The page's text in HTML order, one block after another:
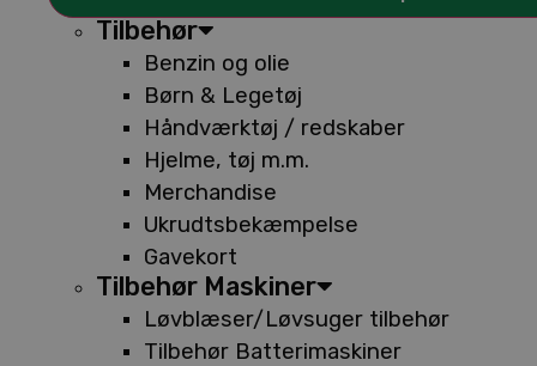
Tilbehør
Benzin og olie
Børn & Legetøj
Håndværktøj / redskaber
Hjelme, tøj m.m.
Merchandise
Ukrudtsbekæmpelse
Gavekort
Tilbehør Maskiner
Løvblæser/Løvsuger tilbehør
Tilbehør Batterimaskiner